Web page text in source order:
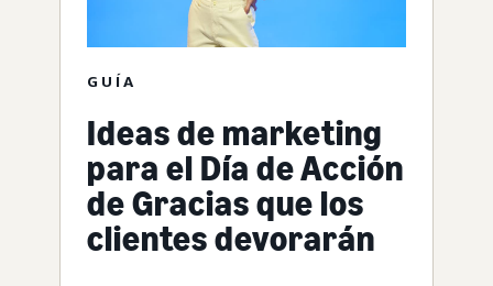
GUÍA
Ideas de marketing
para el Día de Acción
de Gracias que los
clientes devorarán